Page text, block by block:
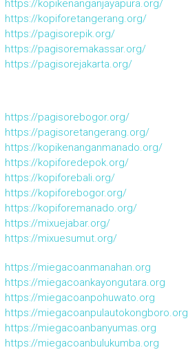
https://kopikenanganjayapura.org/
https://kopiforetangerang.org/
https://pagisorepik.org/
https://pagisoremakassar.org/
https://pagisorejakarta.org/
https://pagisorebogor.org/
https://pagisoretangerang.org/
https://kopikenanganmanado.org/
https://kopiforedepok.org/
https://kopiforebali.org/
https://kopiforebogor.org/
https://kopiforemanado.org/
https://mixuejabar.org/
https://mixuesumut.org/
https://miegacoanmanahan.org
https://miegacoankayongutara.org
https://miegacoanpohuwato.org
https://miegacoanpulautokongboro.org
https://miegacoanbanyumas.org
https://miegacoanbulukumba.org